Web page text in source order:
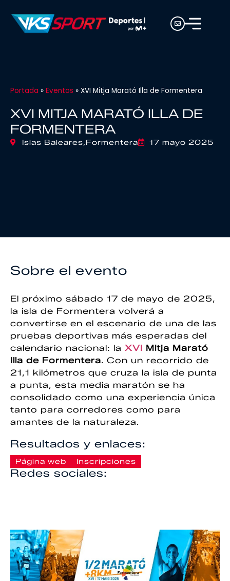
Portada » Eventos » XVI Mitja Marató Illa de Formentera
XVI MITJA MARATÓ ILLA DE
FORMENTERA
Islas Baleares,Formentera 17 mayo 2025
Sobre el evento
El próximo sábado 17 de mayo de 2025,
la isla de Formentera volverá a
convertirse en el escenario de una de las
pruebas deportivas más esperadas del
calendario nacional: la XVI Mitja Marató
Illa de Formentera. Con un recorrido de
21,1 kilómetros que cruza la isla de punta
a punta, esta media maratón se ha
consolidado como una experiencia única
tanto para corredores como para
amantes de la naturaleza.
Resultados y enlaces:
Página web Inscripciones
Redes sociales: